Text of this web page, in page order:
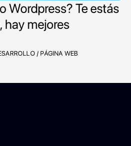
Wordpress? Te estás
hay mejores
/ PÁGINA WEB